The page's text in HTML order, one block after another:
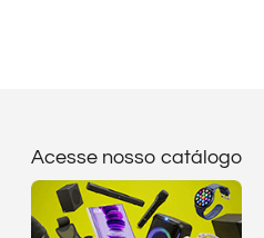
Acesse nosso catálogo